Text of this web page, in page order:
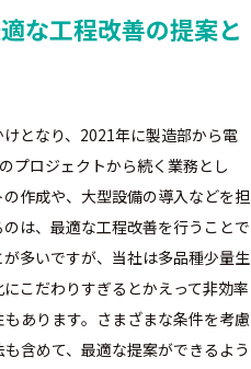
な工程改善の提案と
となり、2021年に製造部から電
プロジェクトから続く業務とし
作成や、大型設備の導入などを担
は、最適な工程改善を行うことで
多いですが、当社は多品種少量生
こだわりすぎるとかえって非効率
あります。さまざまな条件を考慮
含めて、最適な提案ができるよう